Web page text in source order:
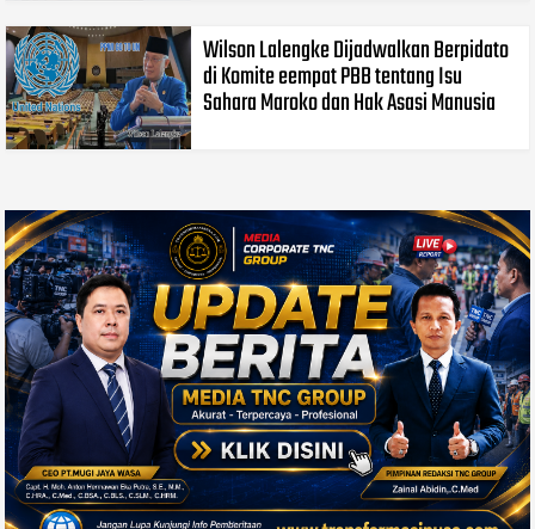
Wilson Lalengke Dijadwalkan Berpidato
di Komite eempat PBB tentang Isu
Sahara Maroko dan Hak Asasi Manusia